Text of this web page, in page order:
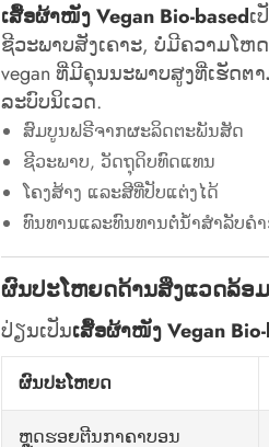
ເສື້ອຜ້າໜັງ Vegan Bio-basedເ
ຊີວະພາບສັງເຄາະ, ບໍ່ມີຄວາມໂ
vegan ທີ່ມີຄຸນນະພາບສູງທີ່ເຮັດ
ລະບົບນິເວດ.
ສົມບູນຟຣີຈາກຜະລິດຕະພັນສັດ
ຊີວະພາບ, ວັດຖຸດິບທົດແທນ
ໂຄງສ້າງ ແລະສີທີ່ປັບແຕ່ງໄດ້
ທົນທານແລະທົນທານຕໍ່ນ້ໍາສໍາລັບຄໍ
ຜົນປະໂຫຍດດ້ານສິ່ງແວດລ້ອມ
ປ່ຽນເປັນເສື້ອຜ້າໜັງ Vegan Bio-
ຜົນປະໂຫຍດ
ຫຼຸດຮອຍຕີນກາຄາບອນ